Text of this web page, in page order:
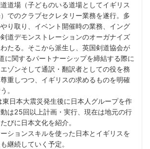
道場（子どものいる道場としてイギリス
でのクラブセクレタリー業務を遂行。多
り取り、イベント開催時の業務、イング
道デモンストレーションのオーガナイズ
たる。そこから派生し、英国剣道協会が
に関するパートナーシップを締結する際に
ゾンそして通訳・翻訳者としての役を務
重しつつ、イギリスの求めるものを明確
。
東日本大震災発生後に日本人グループを作
は25回以上計画・実行、現在は地元の行
びに日本文化を紹介。
ションスキルを使った日本とイギリスを
継続していく予定。